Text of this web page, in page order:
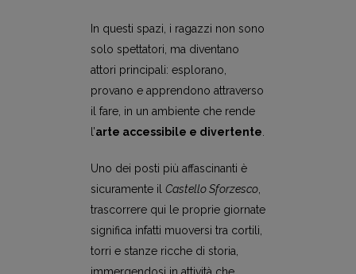
In questi spazi, i ragazzi non sono
solo spettatori, ma diventano
attori principali: esplorano,
provano e apprendono attraverso
il fare, in un ambiente che rende
l’arte accessibile e divertente.
Uno dei posti più affascinanti è
sicuramente il Castello Sforzesco,
trascorrere qui le proprie giornate
significa infatti muoversi tra cortili,
torri e stanze ricche di storia,